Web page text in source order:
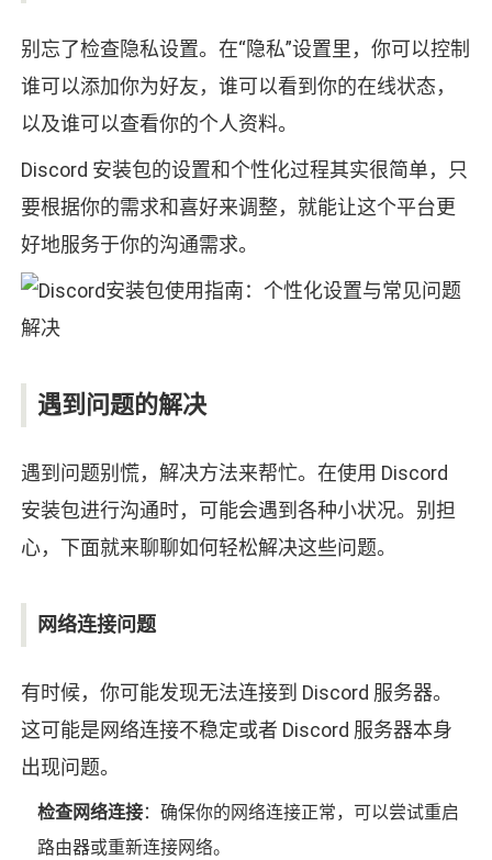
别忘了检查隐私设置。在“隐私”设置里，你可以控制
谁可以添加你为好友，谁可以看到你的在线状态，
以及谁可以查看你的个人资料。
Discord 安装包的设置和个性化过程其实很简单，只
要根据你的需求和喜好来调整，就能让这个平台更
好地服务于你的沟通需求。
遇到问题的解决
遇到问题别慌，解决方法来帮忙。在使用 Discord
安装包进行沟通时，可能会遇到各种小状况。别担
心，下面就来聊聊如何轻松解决这些问题。
网络连接问题
有时候，你可能发现无法连接到 Discord 服务器。
这可能是网络连接不稳定或者 Discord 服务器本身
出现问题。
检查网络连接：确保你的网络连接正常，可以尝试重启
路由器或重新连接网络。